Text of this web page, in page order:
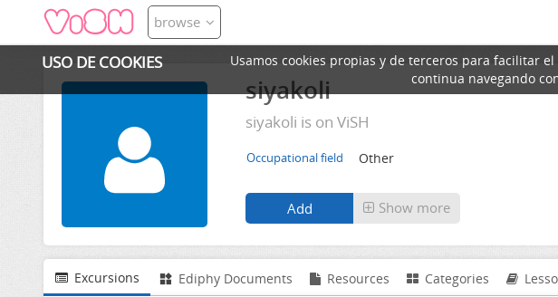
USO DE COOKIES
Usamos cookies propias y de terceros para facilitar
continua navegando
browse
siyakoli
siyakoli is on ViSH
Occupational field Other
Show more
Excursions Ediphy Documents Resources Categories